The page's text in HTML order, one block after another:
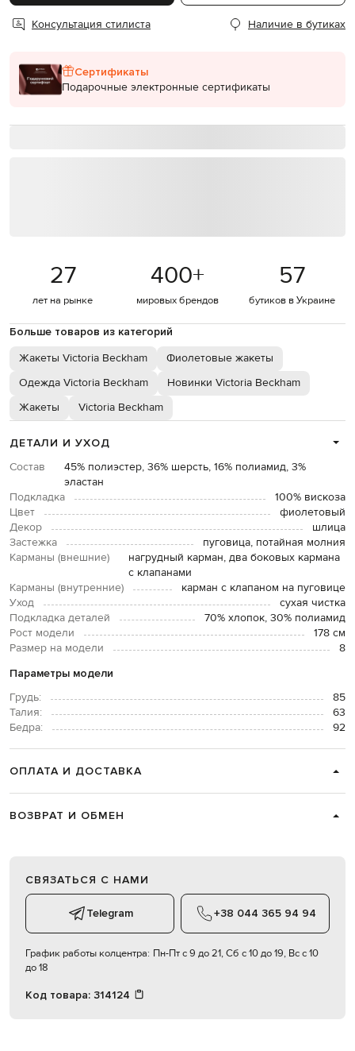
Консультация стилиста Наличие в бутиках
Сертификаты
Подарочные электронные сертификаты
27
лет на рынке
400+
мировых брендов
57
бутиков в Украине
Больше товаров из категорий
Жакеты Victoria Beckham
Фиолетовые жакеты
Одежда Victoria Beckham
Новинки Victoria Beckham
Жакеты
Victoria Beckham
ДЕТАЛИ И УХОД
Состав
45% полиэстер, 36% шерсть, 16% полиамид, 3%
эластан
Подкладка
100% вискоза
Цвет
фиолетовый
Декор
шлица
Застежка
пуговица, потайная молния
Карманы (внешние)
нагрудный карман, два боковых кармана
с клапанами
Карманы (внутренние)
карман с клапаном на пуговице
Уход
сухая чистка
Подкладка деталей
70% хлопок, 30% полиамид
Рост модели
178 см
Размер на модели
8
Параметры модели
Грудь:
85
Талия:
63
Бедра:
92
ОПЛАТА И ДОСТАВКА
ВОЗВРАТ И ОБМЕН
СВЯЗАТЬСЯ С НАМИ
Telegram +38 044 365 94 94
График работы колцентра: Пн-Пт с 9 до 21, Сб с 10 до 19, Вс с 10
до 18
Код товара: 314124